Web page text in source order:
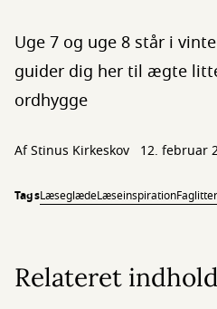
Uge 7 og uge 8 står i
guider dig her til ægte
ordhygge
AfStinus Kirkeskov 12. februar
TagsLæseglædeLæseinspiration
Relateret indhold